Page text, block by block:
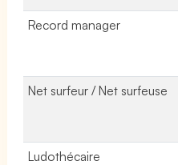
Record manager
Net surfeur / Net surfeuse
Ludothécaire